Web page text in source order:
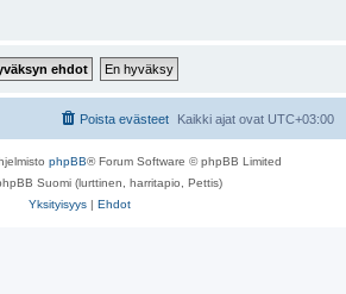
Kaikki ajat ovat UTC+03:00
Poista evästeet
phpBB® Forum Software © phpBB Limited
Suomi (lurttinen, harritapio, Pettis)
Yksityisyys | Ehdot